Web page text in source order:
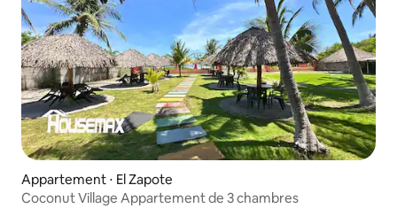
Appartement ⋅ El Zapote
Coconut Village Appartement de 3 chambres